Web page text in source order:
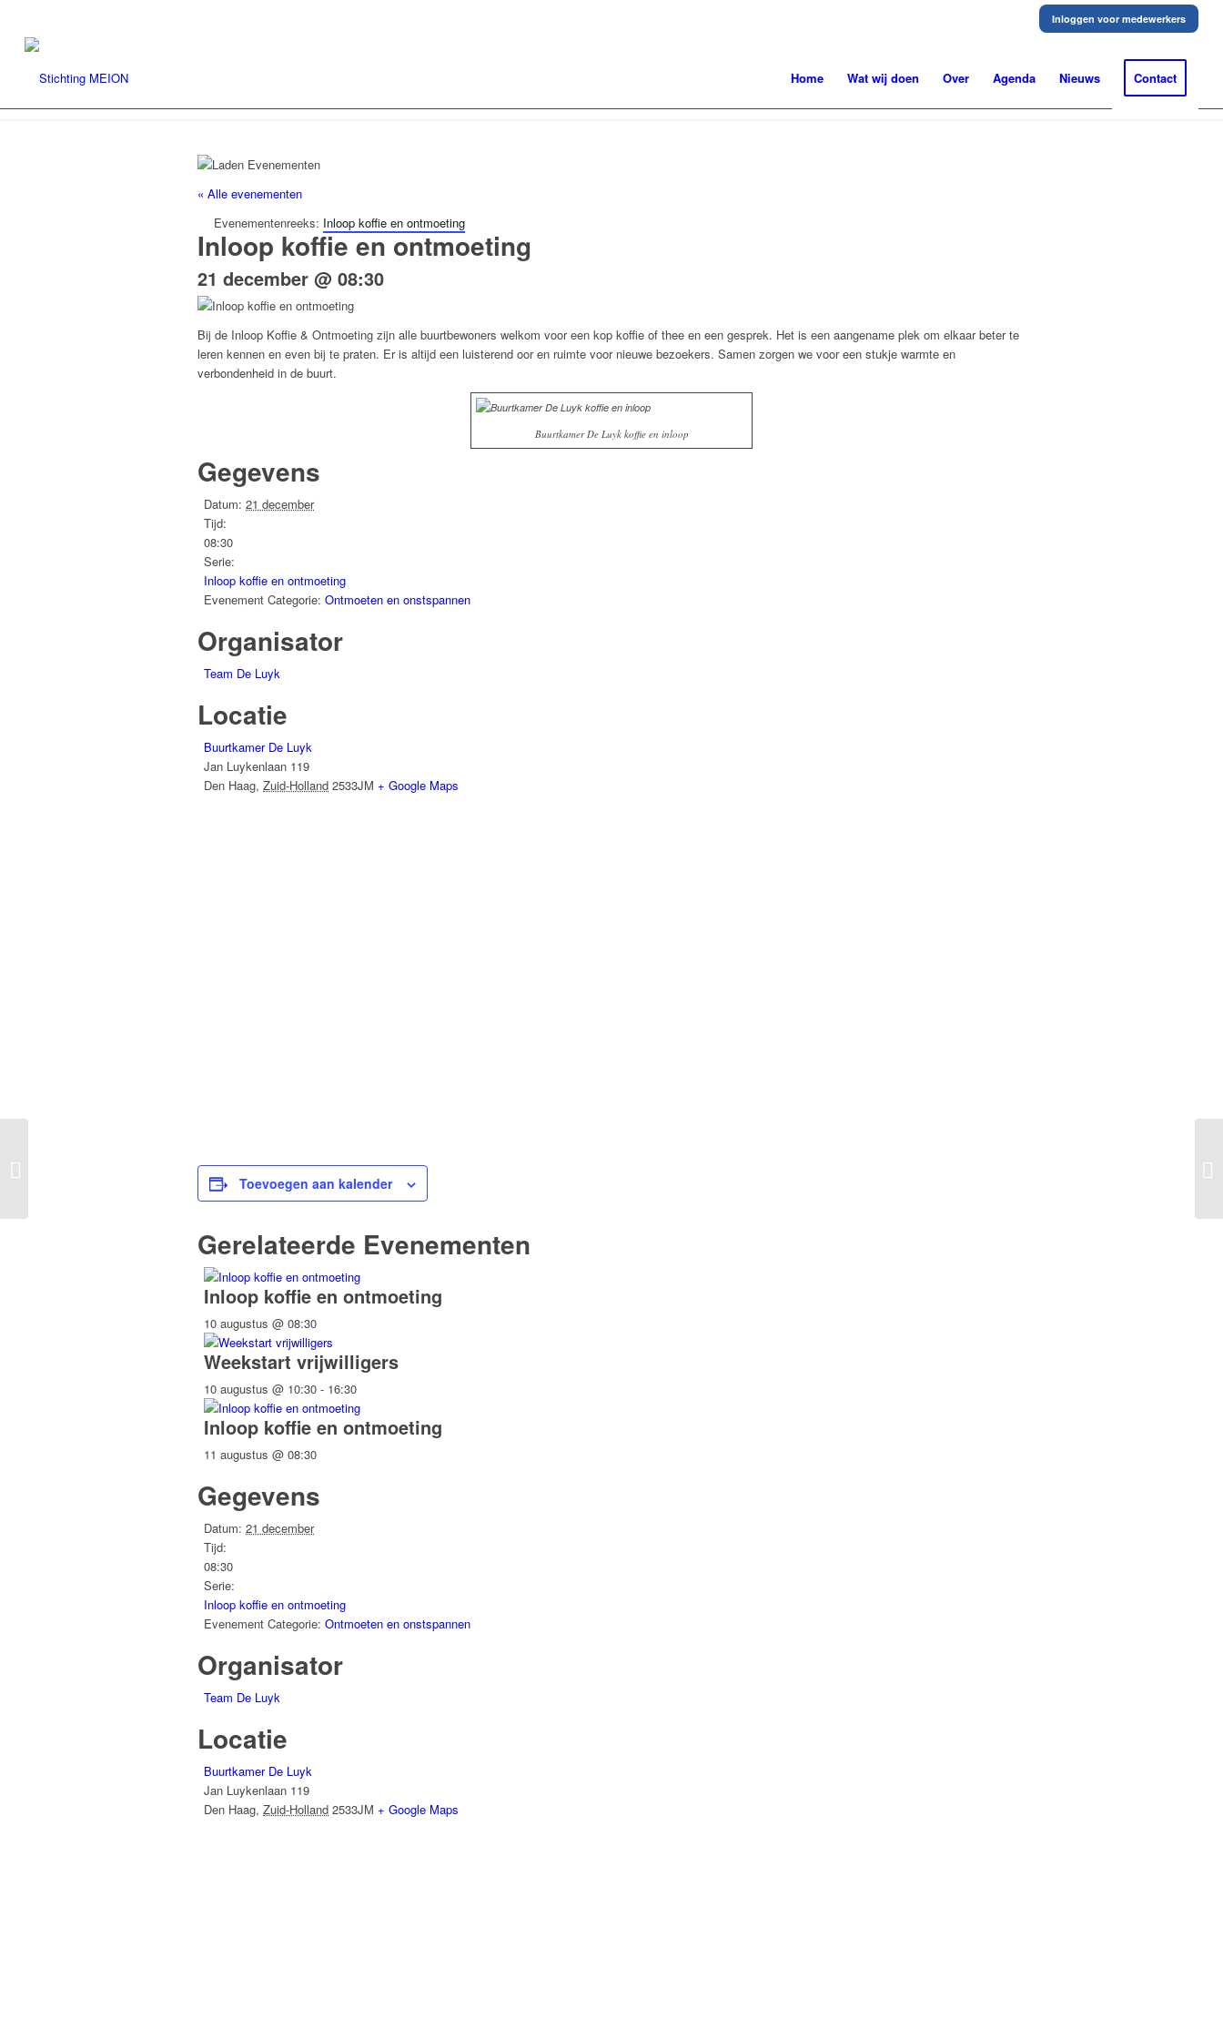
Inloggen voor medewerkers
Home Wat wij doen Over Agenda Nieuws Contact
« Alle evenementen
Evenementenreeks: Inloop koffie en ontmoeting
Inloop koffie en ontmoeting
21 december @ 08:30
Bij de Inloop Koffie & Ontmoeting zijn alle buurtbewoners welkom voor een kop koffie of thee en een gesprek. Het is een aangename plek om elkaar beter te
leren kennen en even bij te praten. Er is altijd een luisterend oor en ruimte voor nieuwe bezoekers. Samen zorgen we voor een stukje warmte en
verbondenheid in de buurt.
Buurtkamer De Luyk koffie en inloop
Gegevens
Datum: 21 december
Tijd:
08:30
Serie:
Inloop koffie en ontmoeting
Evenement Categorie: Ontmoeten en onstspannen
Organisator
Team De Luyk
Locatie
Buurtkamer De Luyk
Jan Luykenlaan 119
Den Haag, Zuid-Holland 2533JM + Google Maps
Toevoegen aan kalender
Gerelateerde Evenementen
Inloop koffie en ontmoeting
10 augustus @ 08:30
Weekstart vrijwilligers
10 augustus @ 10:30 - 16:30
Inloop koffie en ontmoeting
11 augustus @ 08:30
Gegevens
Datum: 21 december
Tijd:
08:30
Serie:
Inloop koffie en ontmoeting
Evenement Categorie: Ontmoeten en onstspannen
Organisator
Team De Luyk
Locatie
Buurtkamer De Luyk
Jan Luykenlaan 119
Den Haag, Zuid-Holland 2533JM + Google Maps